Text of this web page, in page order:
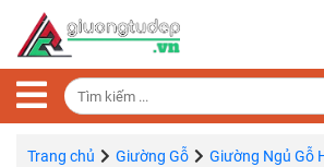
Trang
Chủ
Combo
Phòng
Ngủ
Trang chủ Giường Gỗ Giường Ngủ Gỗ